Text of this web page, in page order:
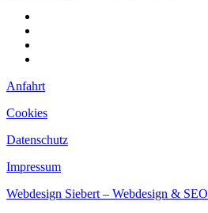
Anfahrt
Cookies
Datenschutz
Impressum
Webdesign Siebert – Webdesign & SEO